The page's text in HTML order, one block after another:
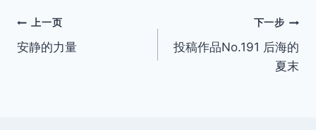
文
章
上一页
安静的力量
下一步
投稿作品No.191 后海的
夏末